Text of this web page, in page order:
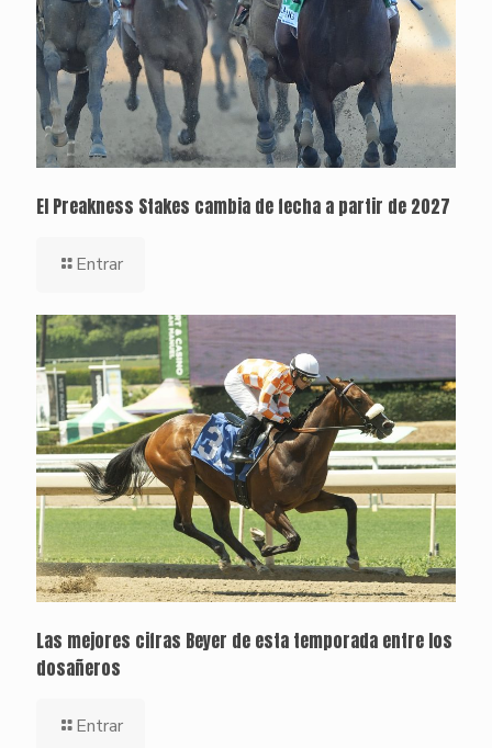
El Preakness Stakes cambia de fecha a partir de 2027
Entrar
Las mejores cifras Beyer de esta temporada entre los
dosañeros
Entrar